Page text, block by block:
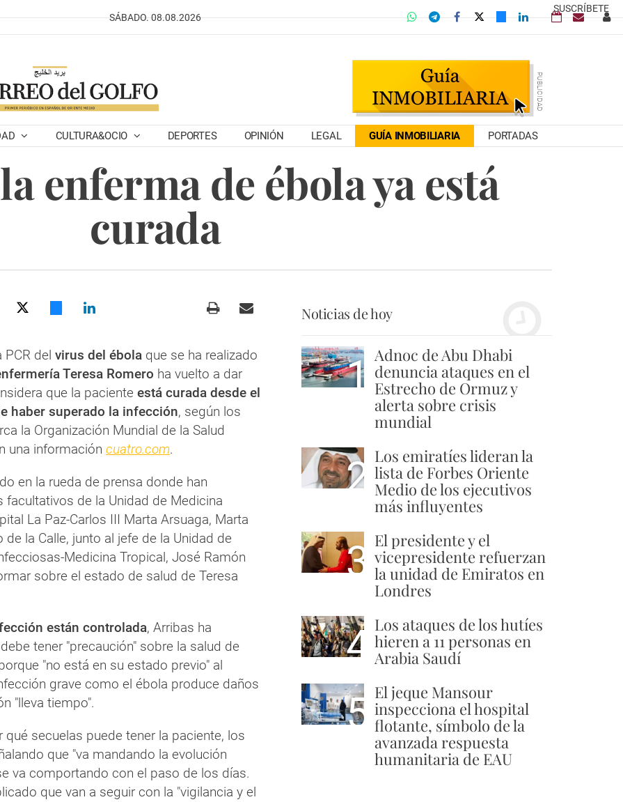
SUSCRÍBETE
SÁBADO. 08.08.2026
CULTURA&OCIO DEPORTES OPINIÓN LEGAL GUÍA INMOBILIARIA PORTADAS
enferma de ébola ya está
curada
PCR del virus del ébola que se ha realizado
Teresa Romero ha vuelto a dar
que la paciente está curada desde el
haber superado la infección, según los
la Organización Mundial de la Salud
una información cuatro.com.
en la rueda de prensa donde han
facultativos de la Unidad de Medicina
La Paz-Carlos III Marta Arsuaga, Marta
de la Calle, junto al jefe de la Unidad de
Medicina Tropical, José Ramón
sobre el estado de salud de Teresa
están controlada, Arribas ha
tener "precaución" sobre la salud de
"no está en su estado previo" al
grave como el ébola produce daños
"lleva tiempo".
qué secuelas puede tener la paciente, los
que "va mandando la evolución
va comportando con el paso de los días.
que van a seguir con la "vigilancia y el
Noticias de hoy
1 Adnoc de Abu Dhabi
denuncia ataques en el
Estrecho de Ormuz y
alerta sobre crisis
mundial
2 Los emiratíes lideran la
lista de Forbes Oriente
Medio de los ejecutivos
más influyentes
3 El presidente y el
vicepresidente refuerzan
la unidad de Emiratos en
Londres
4 Los ataques de los hutíes
hieren a 11 personas en
Arabia Saudí
5 El jeque Mansour
inspecciona el hospital
flotante, símbolo de la
avanzada respuesta
humanitaria de EAU